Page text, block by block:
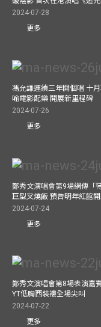
2024-07-28
更多
馮允謙連續三年開個唱 十
喻電影配樂 開展新里程碑
2024-07-26
更多
鄭秀文演唱會第9場網傳「
巨型叉燒飯 預告明年紅館
2024-07-24
更多
鄭秀文演唱會第8場表演嘉
YT低胸西裝褸全場尖叫
2024-07-22
更多